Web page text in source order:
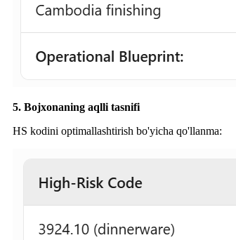
5. Bojxonaning aqlli tasnifi
HS kodini optimallashtirish bo'yicha qo'llanma: